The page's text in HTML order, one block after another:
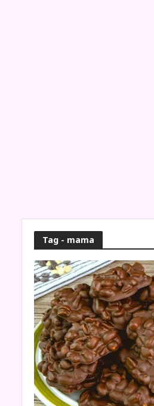
Tag - mama